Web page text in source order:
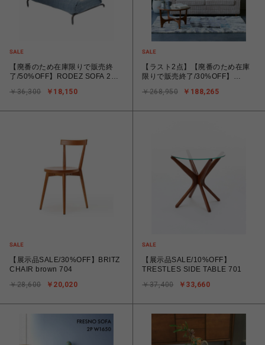
【廃番のため在庫限りで販売終
了/50%OFF】RODEZ SOFA 2P
のみ) 700 ￥18,150
￥36,300
【ラスト2点】【廃番のため在庫
限りで販売終了/30%OFF】
W180 レイクウッドソファ 700
￥188,265
￥268,950
【展示品SALE/30%OFF】BRITZ
CHAIR brown 704
￥20,020
￥28,600
【展示品SALE/10%OFF】
TRESTLES SIDE TABLE 701
￥33,660
￥37,400